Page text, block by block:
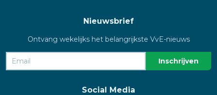
Nieuwsbrief
Ontvang wekelijks het belangrijkste VvE-nieuws
Social Media